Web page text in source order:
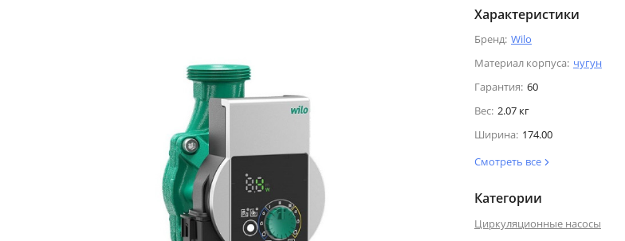
Характеристики
Бренд: Wilo
Материал корпуса: чугун
Гарантия: 60
Вес: 2.07 кг
Ширина: 174.00
Смотреть все
Категории
Циркуляционные насосы